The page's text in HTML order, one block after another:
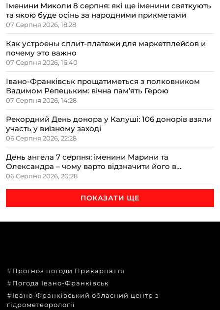
Іменини Миколи 8 серпня: які ще іменини святкують
та якою буде осінь за народними прикметами
07 Серпня 2026, 18:28
Как устроены сплит-платежи для маркетплейсов и
почему это важно
07 Серпня 2026, 16:40
Івано-Франківськ прощатиметься з полковником
Вадимом Репецьким: вічна пам’ять Герою
07 Серпня 2026, 14:28
Рекордний День донора у Калуші: 106 донорів взяли
участь у виїзному заході
06 Серпня 2026, 22:28
День ангела 7 серпня: іменини Марини та
Олександра – чому варто відзначити його в
сімейному колі
06 Серпня 2026, 20:28
ПОКАЗАТИ ЩЕ
Прогноз погоди Прикарпаття
Погода Івано-Франківськ
Івано-Франківський обласний центр з
гідрометеорології